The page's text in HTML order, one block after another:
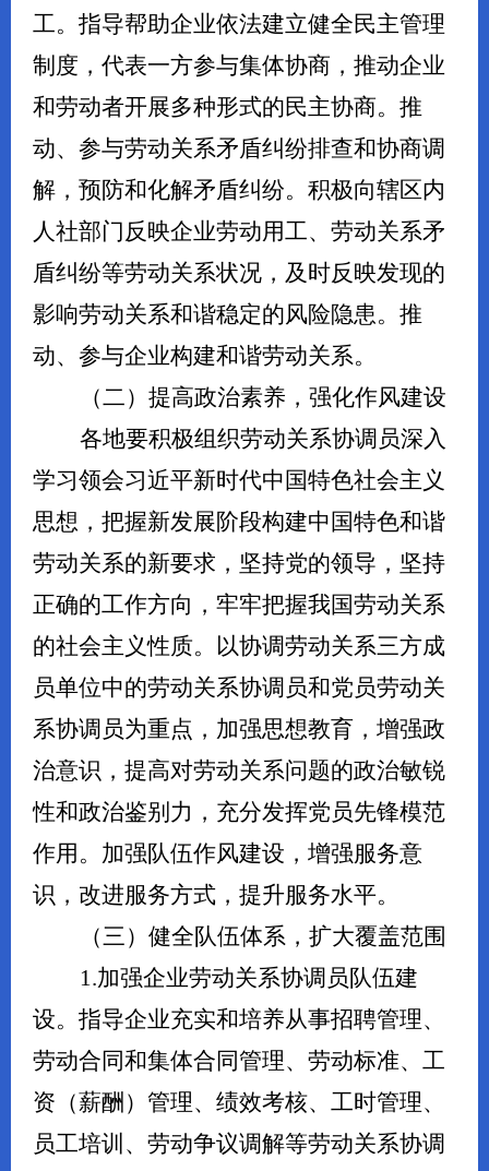
工。指导帮助企业依法建立健全民主管理
制度，代表一方参与集体协商，推动企业
和劳动者开展多种形式的民主协商。推
动、参与劳动关系矛盾纠纷排查和协商调
解，预防和化解矛盾纠纷。积极向辖区内
人社部门反映企业劳动用工、劳动关系矛
盾纠纷等劳动关系状况，及时反映发现的
影响劳动关系和谐稳定的风险隐患。推
动、参与企业构建和谐劳动关系。
（二）提高政治素养，强化作风建设
各地要积极组织劳动关系协调员深入
学习领会习近平新时代中国特色社会主义
思想，把握新发展阶段构建中国特色和谐
劳动关系的新要求，坚持党的领导，坚持
正确的工作方向，牢牢把握我国劳动关系
的社会主义性质。以协调劳动关系三方成
员单位中的劳动关系协调员和党员劳动关
系协调员为重点，加强思想教育，增强政
治意识，提高对劳动关系问题的政治敏锐
性和政治鉴别力，充分发挥党员先锋模范
作用。加强队伍作风建设，增强服务意
识，改进服务方式，提升服务水平。
（三）健全队伍体系，扩大覆盖范围
1.加强企业劳动关系协调员队伍建
设。指导企业充实和培养从事招聘管理、
劳动合同和集体合同管理、劳动标准、工
资（薪酬）管理、绩效考核、工时管理、
员工培训、劳动争议调解等劳动关系协调